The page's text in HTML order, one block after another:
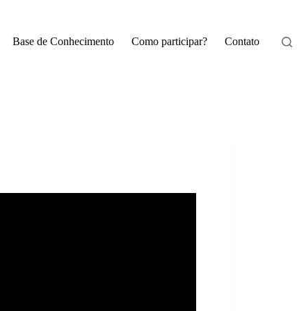
Base de Conhecimento Como participar? Contato